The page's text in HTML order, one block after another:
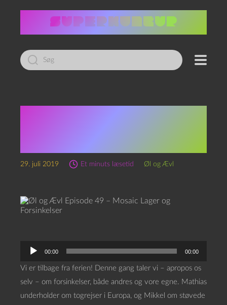
Led
efter:
29. juli 2019 Et minuts læsetid Øl og Ævl
00:00 00:00
Vi er tilbage fra ferien! Denne gang taler vi – apropos os
selv – om forsinkelser, både andres og vore egne. Mathias
underholder om togrejser i Europa, og Mikkel om støvede